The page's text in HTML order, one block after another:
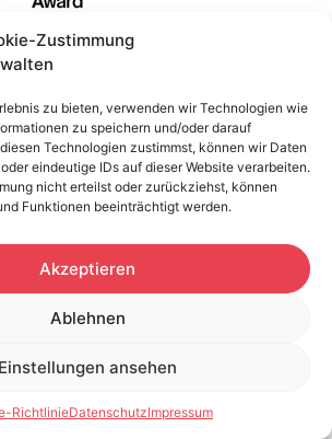
Zustimmung
zu bieten, verwenden wir Technologien wie
zu speichern und/oder darauf
Technologien zustimmst, können wir Daten
eindeutige IDs auf dieser Website verarbeiten.
nicht erteilst oder zurückziehst, können
Funktionen beeinträchtigt werden.
Akzeptieren
Ablehnen
Einstellungen ansehen
RichtlinieDatenschutzImpressum